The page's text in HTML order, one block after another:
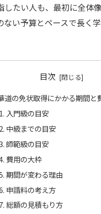
したい人も、最初に全体
ない予算とペースで長く
目次
道の免状取得にかかる期間と
入門級の目安
中級までの目安
師範級の目安
費用の大枠
期間が変わる理由
申請料の考え方
総額の見積もり方